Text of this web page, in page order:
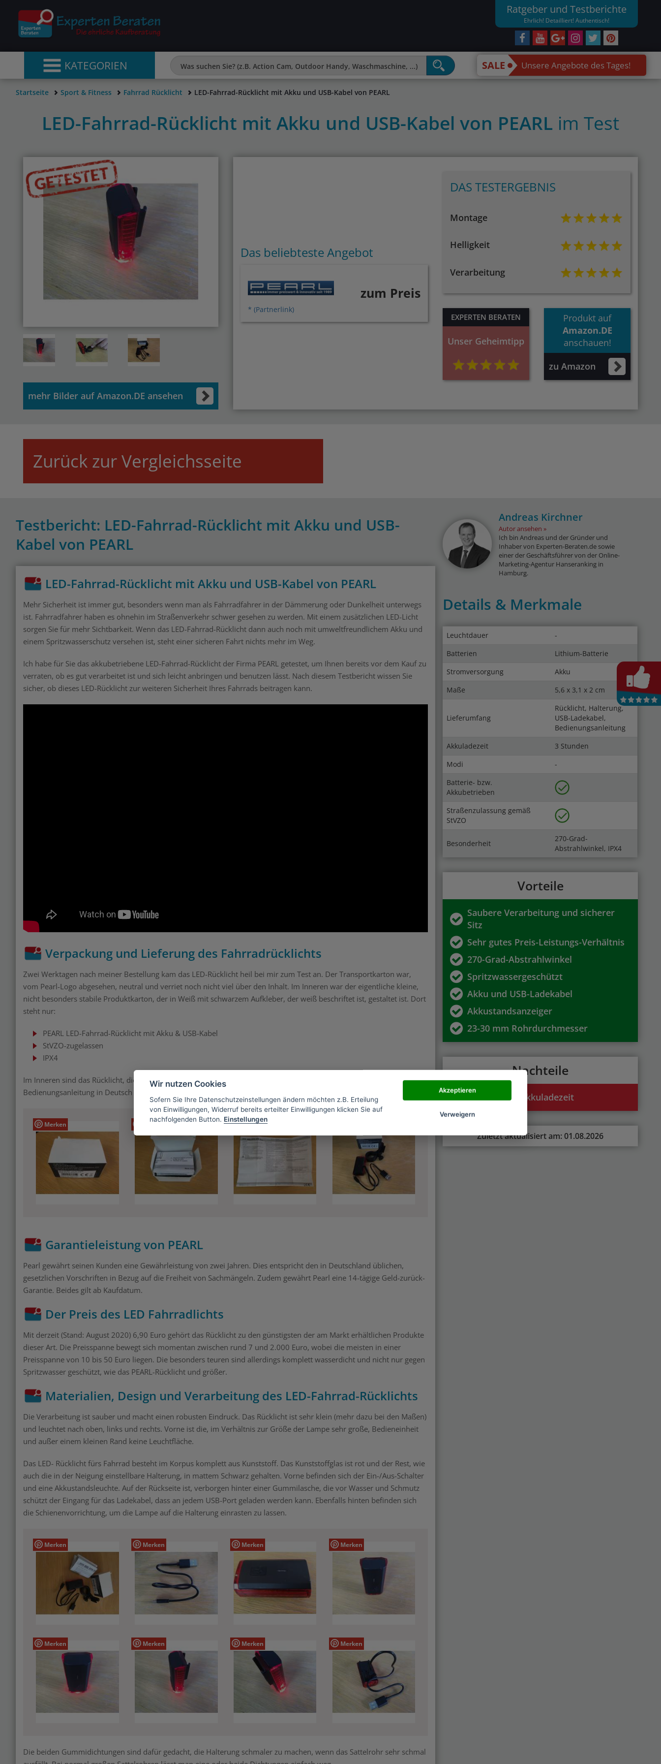
Ratgeber und Testberichte
Ehrlich! Detailliert! Authentisch!
KATEGORIEN SALE Unsere Angebote des Tages!
Startseite Sport & Fitness Fahrrad Rücklicht LED-Fahrrad-Rücklicht mit Akku und USB-Kabel von PEARL
LED-Fahrrad-Rücklicht mit Akku und USB-Kabel von PEARL im Test
mehr Bilder auf Amazon.DE ansehen
Das beliebteste Angebot
* (Partnerlink)
zum Preis
DAS TESTERGEBNIS
Montage
Helligkeit
Verarbeitung
EXPERTEN BERATEN
Unser Geheimtipp
Produkt auf
Amazon.DE
anschauen!
zu Amazon
Zurück zur Vergleichsseite
Testbericht: LED-Fahrrad-Rücklicht mit Akku und USB-
Kabel von PEARL
LED-Fahrrad-Rücklicht mit Akku und USB-Kabel von PEARL
Mehr Sicherheit ist immer gut, besonders wenn man als Fahrradfahrer in der Dämmerung oder Dunkelheit unterwegs
ist. Fahrradfahrer haben es ohnehin im Straßenverkehr schwer gesehen zu werden. Mit einem zusätzlichen LED-Licht
sorgen Sie für mehr Sichtbarkeit. Wenn das LED-Fahrrad-Rücklicht dann auch noch mit umweltfreundlichem Akku und
einem Spritzwasserschutz versehen ist, steht einer sicheren Fahrt nichts mehr im Weg.
Ich habe für Sie das akkubetriebene LED-Fahrrad-Rücklicht der Firma PEARL getestet, um Ihnen bereits vor dem Kauf zu
verraten, ob es gut verarbeitet ist und sich leicht anbringen und benutzen lässt. Nach diesem Testbericht wissen Sie
sicher, ob dieses LED-Rücklicht zur weiteren Sicherheit Ihres Fahrrads beitragen kann.
Verpackung und Lieferung des Fahrradrücklichts
Zwei Werktagen nach meiner Bestellung kam das LED-Rücklicht heil bei mir zum Test an. Der Transportkarton war,
vom Pearl-Logo abgesehen, neutral und verriet noch nicht viel über den Inhalt. Im Inneren war der eigentliche kleine,
nicht besonders stabile Produktkarton, der in Weiß mit schwarzem Aufkleber, der weiß beschriftet ist, gestaltet ist. Dort
steht nur:
PEARL LED-Fahrrad-Rücklicht mit Akku & USB-Kabel
StVZO-zugelassen
IPX4
Im Inneren sind das Rücklicht, die Halterung mit zwei Gummidichtungen, ein USB-Ladekabel und eine
Bedienungsanleitung in Deutsch und Französisch, wobei die Teilebeschreibung nur auf Französisch ist.
Merken Merken Merken
Garantieleistung von PEARL
Pearl gewährt seinen Kunden eine Gewährleistung von zwei Jahren. Dies entspricht den in Deutschland üblichen,
gesetzlichen Vorschriften in Bezug auf die Freiheit von Sachmängeln. Zudem gewährt Pearl eine 14-tägige Geld-zurück-
Garantie. Beides gilt ab Kaufdatum.
Der Preis des LED Fahrradlichts
Mit derzeit (Stand: August 2020) 6,90 Euro gehört das Rücklicht zu den günstigsten der am Markt erhältlichen Produkte
dieser Art. Die Preisspanne bewegt sich momentan zwischen rund 7 und 2.000 Euro, wobei die meisten in einer
Preisspanne von 10 bis 50 Euro liegen. Die besonders teuren sind allerdings komplett wasserdicht und nicht nur gegen
Spritzwasser geschützt, wie das PEARL-Rücklicht und größer.
Materialien, Design und Verarbeitung des LED-Fahrrad-Rücklichts
Die Verarbeitung ist sauber und macht einen robusten Eindruck. Das Rücklicht ist sehr klein (mehr dazu bei den Maßen)
und leuchtet nach oben, links und rechts. Vorne ist die, im Verhältnis zur Größe der Lampe sehr große, Bedieneinheit
und außer einem kleinen Rand keine Leuchtfläche.
Das LED- Rücklicht fürs Fahrrad besteht im Korpus komplett aus Kunststoff. Das Kunststoffglas ist rot und der Rest, wie
auch die in der Neigung einstellbare Halterung, in mattem Schwarz gehalten. Vorne befinden sich der Ein-/Aus-Schalter
und eine Akkustandsleuchte. Auf der Rückseite ist, verborgen hinter einer Gummilasche, die vor Wasser und Schmutz
schützt der Eingang für das Ladekabel, dass an jedem USB-Port geladen werden kann. Ebenfalls hinten befinden sich
die Schienenvorrichtung, um die Lampe auf die Halterung einrasten zu lassen.
Merken Merken Merken Merken
Merken Merken Merken Merken
Die beiden Gummidichtungen sind dafür gedacht, die Halterung schmaler zu machen, wenn das Sattelrohr sehr schmal
Andreas Kirchner
Autor ansehen
Ich bin Andreas und der Gründer und
Inhaber von Experten-Beraten.de sowie
einer der Geschäftsführer von der Online-
Marketing-Agentur Hanseranking in
Hamburg.
Details & Merkmale
Leuchtdauer
-
Batterien
Lithium-Batterie
Stromversorgung
Akku
Maße
5,6 x 3,1 x 2 cm
Lieferumfang
Rücklicht, Halterung,
USB-Ladekabel,
Bedienungsanleitung
Akkuladezeit
3 Stunden
Modi
-
Batterie- bzw.
Akkubetrieben
Straßenzulassung gemäß
StVZO
Besonderheit
270-Grad-
Abstrahlwinkel, IPX4
Vorteile
Saubere Verarbeitung und sicherer
Sitz
Sehr gutes Preis-Leistungs-Verhältnis
270-Grad-Abstrahlwinkel
Spritzwassergeschützt
Akku und USB-Ladekabel
Akkustandsanzeiger
23-30 mm Rohrdurchmesser
Nachteile
2-3 Stunden Akkuladezeit
Zuletzt aktualisiert am: 01.08.2026
Wir nutzen Cookies
Sofern Sie Ihre Datenschutzeinstellungen ändern möchten z.B. Erteilung
von Einwilligungen, Widerruf bereits erteilter Einwilligungen klicken Sie auf
nachfolgenden Button. Einstellungen
Akzeptieren
Verweigern